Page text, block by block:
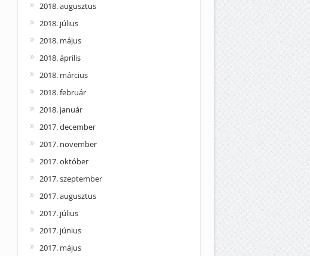
2018. augusztus
2018. július
2018. május
2018. április
2018. március
2018. február
2018. január
2017. december
2017. november
2017. október
2017. szeptember
2017. augusztus
2017. július
2017. június
2017. május